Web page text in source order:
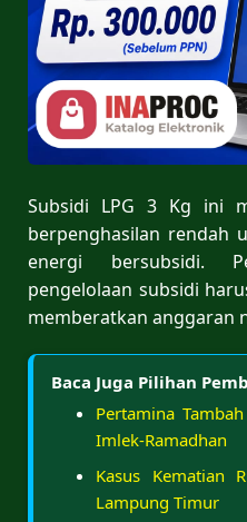
Subsidi LPG 3 Kg ini
berpenghasilan rendah
energi bersubsidi.
pengelolaan subsidi
memberatkan anggaran
Baca Juga Pilihan
Pertamina
Imlek-Ramadhan
Kasus Kematian
Lampung Timur